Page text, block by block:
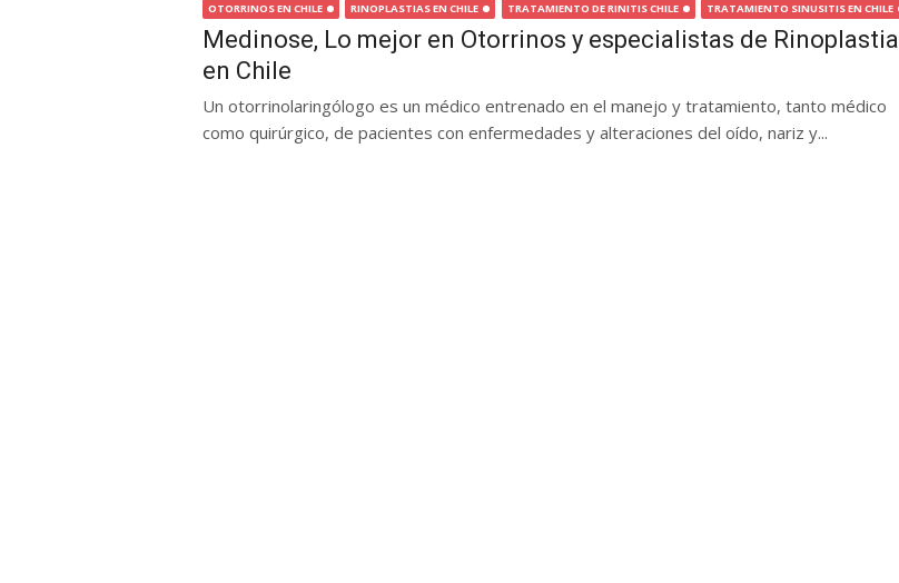
OTORRINOS EN CHILE RINOPLASTIAS EN CHILE TRATAMIENTO DE RINITIS CHILE TRATAMIENTO SINUSITIS EN CHILE
Medinose, Lo mejor en Otorrinos y especialistas de Rinoplastia
en Chile
Un otorrinolaringólogo es un médico entrenado en el manejo y tratamiento, tanto médico
como quirúrgico, de pacientes con enfermedades y alteraciones del oído, nariz y...